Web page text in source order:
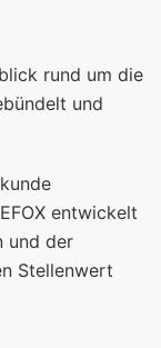
rund um die
und
entwickelt
und der
Stellenwert